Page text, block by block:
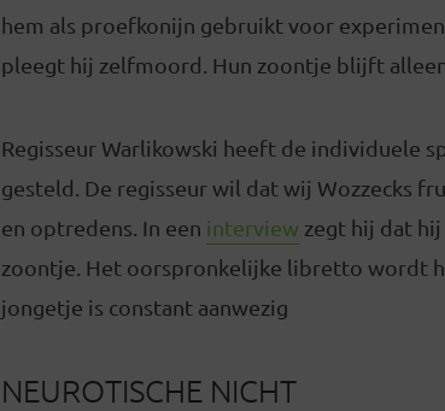
hem als proefkonijn gebruikt voor
pleegt hij zelfmoord. Hun zoontje blijft
Regisseur Warlikowski heeft de individuele
gesteld. De regisseur wil dat wij Wozzecks
en optredens. In een interview zegt hij dat hij
zoontje. Het oorspronkelijke libretto wordt
jongetje is constant aanwezig
NEUROTISCHE NICHT